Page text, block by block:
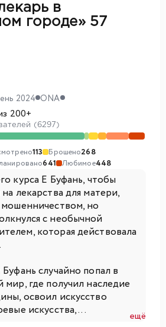
в
городе»57
2024 ONA
200+
(6297)
113 Брошено268
641 Любимое448
курса Е Буфань, чтобы
лекарства для матери,
мошенничеством, но
с необычной
которая действовала
случайно попал в
мир, где получил наследие
освоил искусство
искусства, ...
ещё